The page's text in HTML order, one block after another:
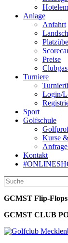
Anlage
Anfahrt
Preise
Turniere
Login/
Sport
Golfschule
Kurse
Kontakt
GCMST Flip-
GCMST CLUB